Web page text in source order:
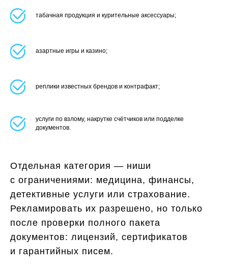
табачная продукция и курительные аксессуары;
азартные игры и казино;
реплики известных брендов и контрафакт;
услуги по взлому, накрутке счётчиков или подделке
документов.
Отдельная категория — ниши
с ограничениями: медицина, финансы,
детективные услуги или страхование.
Рекламировать их разрешено, но только
после проверки полного пакета
документов: лицензий, сертификатов
и гарантийных писем.